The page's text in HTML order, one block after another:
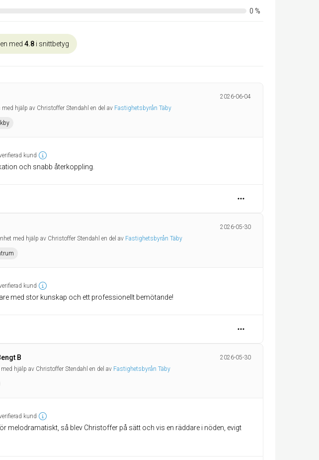
0 %
med 4.8 i snittbetyg
2026-06-04
hjälp av Christoffer Stendahl en del av Fastighetsbyrån Täby
kund
och snabb återkoppling.
2026-05-30
med hjälp av Christoffer Stendahl en del av Fastighetsbyrån Täby
kund
med stor kunskap och ett professionellt bemötande!
B
2026-05-30
hjälp av Christoffer Stendahl en del av Fastighetsbyrån Täby
kund
melodramatiskt, så blev Christoffer på sätt och vis en räddare i nöden, evigt